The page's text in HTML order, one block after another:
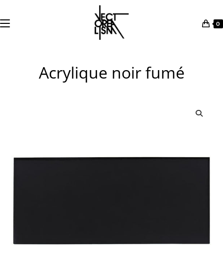
0
Acrylique noir fumé